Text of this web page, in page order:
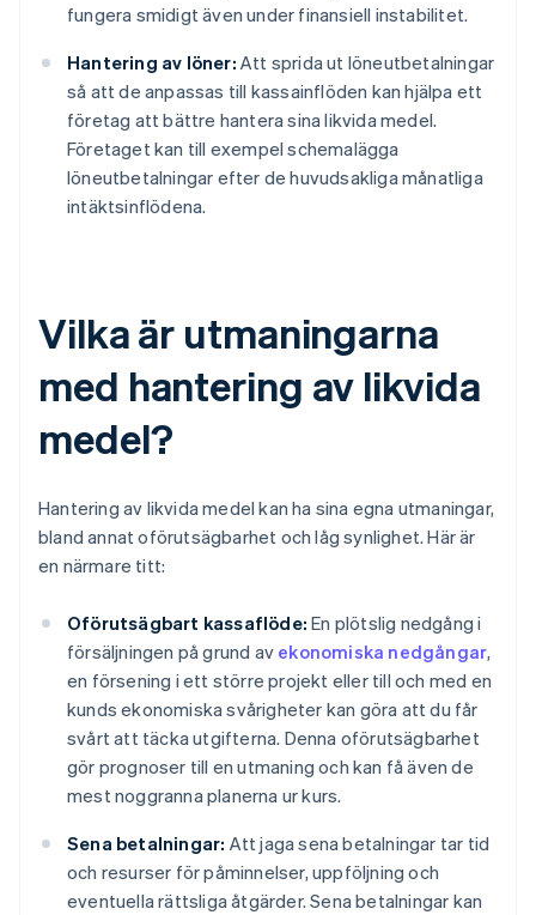
fungera smidigt även under finansiell instabilitet.
Hantering av löner: Att sprida ut löneutbetalningar
så att de anpassas till kassainflöden kan hjälpa ett
företag att bättre hantera sina likvida medel.
Företaget kan till exempel schemalägga
löneutbetalningar efter de huvudsakliga månatliga
intäktsinflödena.
Vilka är utmaningarna
med hantering av likvida
medel?
Hantering av likvida medel kan ha sina egna utmaningar,
bland annat oförutsägbarhet och låg synlighet. Här är
en närmare titt:
Oförutsägbart kassaflöde: En plötslig nedgång i
försäljningen på grund av ekonomiska nedgångar,
en försening i ett större projekt eller till och med en
kunds ekonomiska svårigheter kan göra att du får
svårt att täcka utgifterna. Denna oförutsägbarhet
gör prognoser till en utmaning och kan få även de
mest noggranna planerna ur kurs.
Sena betalningar: Att jaga sena betalningar tar tid
och resurser för påminnelser, uppföljning och
eventuella rättsliga åtgärder. Sena betalningar kan